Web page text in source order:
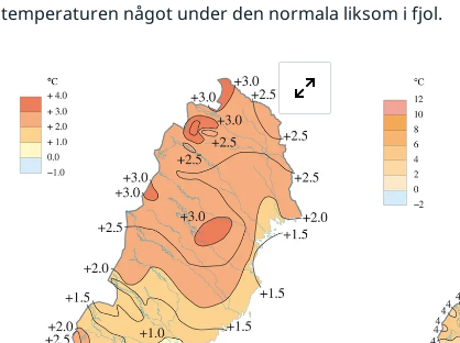
temperaturen något under den normala liksom i fjol.